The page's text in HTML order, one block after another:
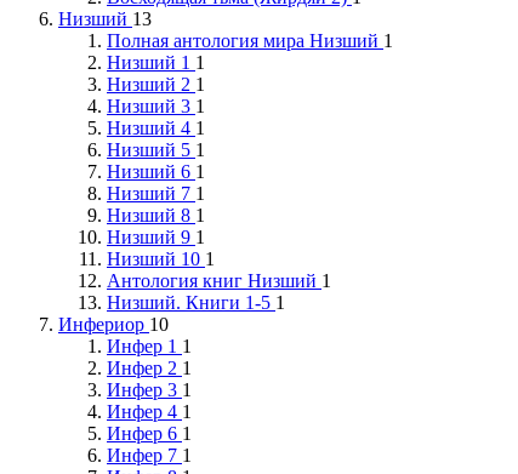
Низший 13
Полная антология мира Низший 1
Низший 1 1
Низший 2 1
Низший 3 1
Низший 4 1
Низший 5 1
Низший 6 1
Низший 7 1
Низший 8 1
Низший 9 1
Низший 10 1
Антология книг Низший 1
Низший. Книги 1-5 1
Инфериор 10
Инфер 1 1
Инфер 2 1
Инфер 3 1
Инфер 4 1
Инфер 6 1
Инфер 7 1